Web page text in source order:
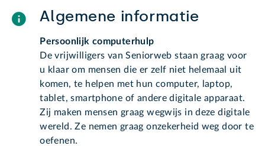
Algemene informatie
Persoonlijk computerhulp
De vrijwilligers van Seniorweb staan graag voor
u klaar om mensen die er zelf niet helemaal uit
komen, te helpen met hun computer, laptop,
tablet, smartphone of andere digitale apparaat.
Zij maken mensen graag wegwijs in deze digitale
wereld. Ze nemen graag onzekerheid weg door te
oefenen.